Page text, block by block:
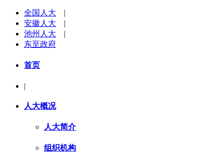
全国人大 |
安徽人大 |
池州人大 |
东至政府
首页
|
人大概况
人大简介
组织机构